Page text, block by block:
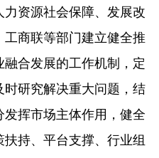
资源社会保障、发展改
商联等部门建立健全推
合发展的工作机制，定
研究解决重大问题，结
挥市场主体作用，健全
持、平台支撑、行业组